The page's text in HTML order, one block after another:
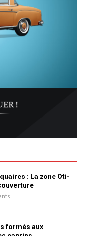
: La zone Oti-
formés aux